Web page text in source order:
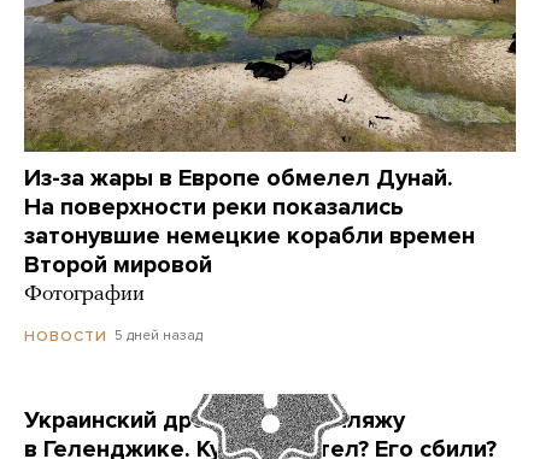
Из-за жары в Европе обмелел Дунай.
На поверхности реки показались
затонувшие немецкие корабли времен
Второй мировой
Фотографии
НОВОСТИ 5 дней назад
Украинский дрон попал по пляжу
в Геленджике. Куда он летел? Его сбили?